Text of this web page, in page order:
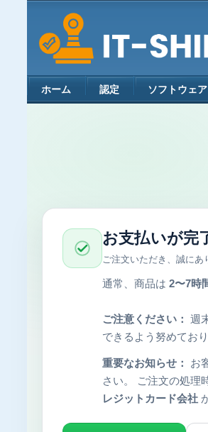
ホーム 認定 ソフトウェア
お支払いが完
ご注文いただき、誠にあ
通常、商品は 2〜7時
ご注意ください： 週
できるよう努めており
重要なお知らせ： お
さい。 ご注文の処理
レジットカード会社